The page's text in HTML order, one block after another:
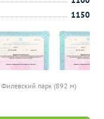
Филевский парк (892 м)
1150